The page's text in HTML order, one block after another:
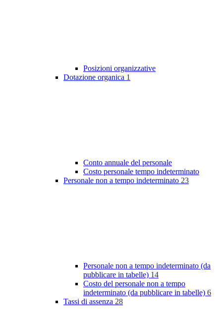
Posizioni organizzative
Dotazione organica 1
Conto annuale del personale
Costo personale tempo indeterminato
Personale non a tempo indeterminato 23
Personale non a tempo indeterminato (da
pubblicare in tabelle) 14
Costo del personale non a tempo
indeterminato (da pubblicare in tabelle) 6
Tassi di assenza 28